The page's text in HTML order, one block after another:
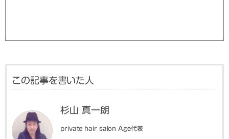
この記事を書いた人
杉山 真一朗
private hair salon Age代表